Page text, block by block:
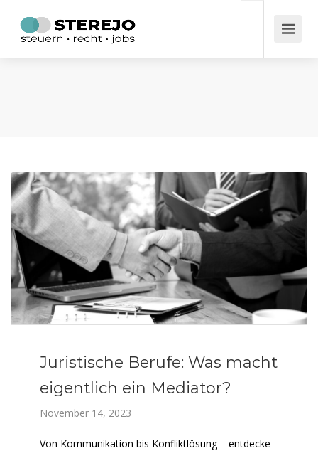
Juristische Berufe: Was macht
eigentlich ein Mediator?
November 14, 2023
Von Kommunikation bis Konfliktlösung – entdecke